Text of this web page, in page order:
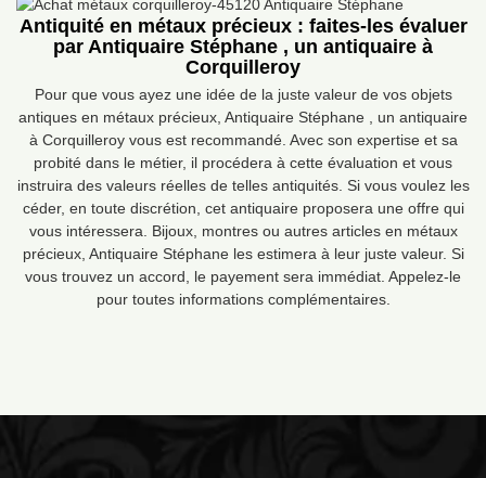
Antiquité en métaux précieux : faites-les évaluer
par Antiquaire Stéphane , un antiquaire à
Corquilleroy
Pour que vous ayez une idée de la juste valeur de vos objets
antiques en métaux précieux, Antiquaire Stéphane , un antiquaire
à Corquilleroy vous est recommandé. Avec son expertise et sa
probité dans le métier, il procédera à cette évaluation et vous
instruira des valeurs réelles de telles antiquités. Si vous voulez les
céder, en toute discrétion, cet antiquaire proposera une offre qui
vous intéressera. Bijoux, montres ou autres articles en métaux
précieux, Antiquaire Stéphane les estimera à leur juste valeur. Si
vous trouvez un accord, le payement sera immédiat. Appelez-le
pour toutes informations complémentaires.